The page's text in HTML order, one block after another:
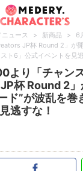
ニュース > 新商品 >
6
JP杯 Round 2」が
ト6」公式イベントを見
より「チャン
杯 Round 2
ド”が波乱を巻
逃すな！